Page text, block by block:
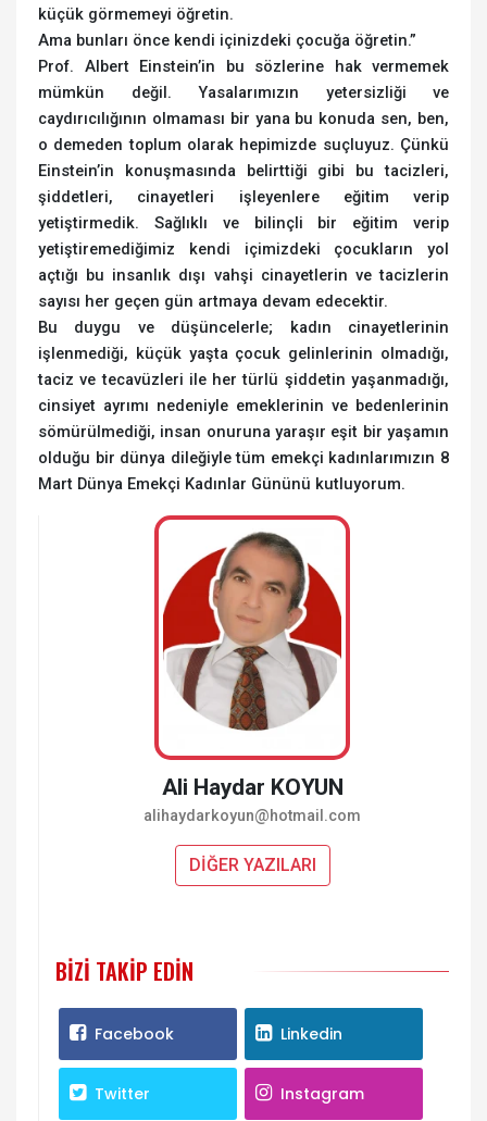
küçük görmemeyi öğretin.
Ama bunları önce kendi içinizdeki çocuğa öğretin.”
Prof. Albert Einstein’in bu sözlerine hak vermemek
mümkün değil. Yasalarımızın yetersizliği ve
caydırıcılığının olmaması bir yana bu konuda sen, ben,
o demeden toplum olarak hepimizde suçluyuz. Çünkü
Einstein’in konuşmasında belirttiği gibi bu tacizleri,
şiddetleri, cinayetleri işleyenlere eğitim verip
yetiştirmedik. Sağlıklı ve bilinçli bir eğitim verip
yetiştiremediğimiz kendi içimizdeki çocukların yol
açtığı bu insanlık dışı vahşi cinayetlerin ve tacizlerin
sayısı her geçen gün artmaya devam edecektir.
Bu duygu ve düşüncelerle; kadın cinayetlerinin
işlenmediği, küçük yaşta çocuk gelinlerinin olmadığı,
taciz ve tecavüzleri ile her türlü şiddetin yaşanmadığı,
cinsiyet ayrımı nedeniyle emeklerinin ve bedenlerinin
sömürülmediği, insan onuruna yaraşır eşit bir yaşamın
olduğu bir dünya dileğiyle tüm emekçi kadınlarımızın 8
Mart Dünya Emekçi Kadınlar Gününü kutluyorum.
Ali Haydar KOYUN
alihaydarkoyun@hotmail.com
DİĞER YAZILARI
BIZI TAKIP EDIN
Facebook Linkedin
Twitter Instagram